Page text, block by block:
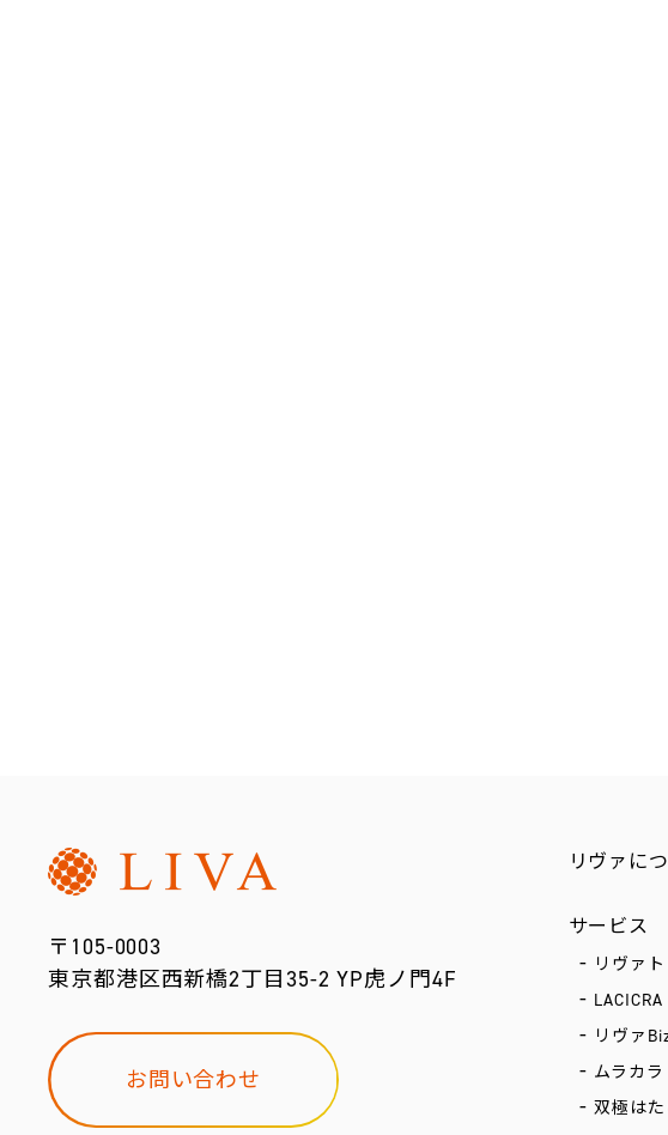
〒105-0003
東京都港区西新橋2丁目35-2 YP虎ノ門4F
お問い合わせ
リヴァに
サービス
リヴァ
LACICRA
リヴァ
ムラカラ
双極は